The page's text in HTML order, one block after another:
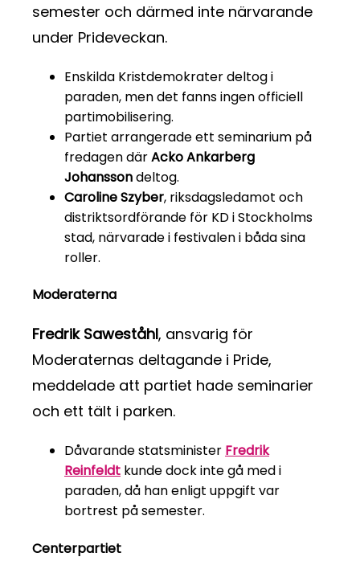
semester och därmed inte närvarande
under Prideveckan.
Enskilda Kristdemokrater deltog i
paraden, men det fanns ingen officiell
partimobilisering.
Partiet arrangerade ett seminarium på
fredagen därAcko Ankarberg
Johanssondeltog.
Caroline Szyber, riksdagsledamot och
distriktsordförande för KD i Stockholms
stad, närvarade i festivalen i båda sina
roller.
Moderaterna
Fredrik Saweståhl, ansvarig för
Moderaternas deltagande i Pride,
meddelade att partiet hade seminarier
och ett tält i parken.
Dåvarande statsminister Fredrik
Reinfeldt kunde dock inte gå med i
paraden, då han enligt uppgift var
bortrest på semester.
Centerpartiet